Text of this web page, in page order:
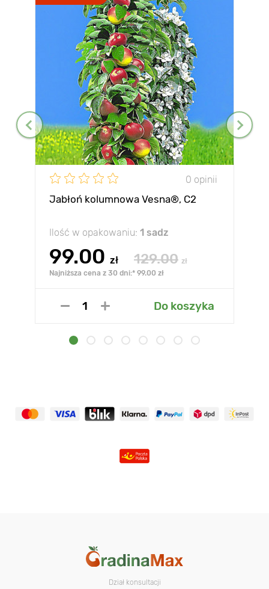
0 opinii
Jabłoń kolumnowa Vesna®, C2
Ilość w opakowaniu: 1 sadz
99.00 zł 129.00 zł
Najniższa cena z 30 dni:* 99.00 zł
Do koszyka
Dział konsultacji